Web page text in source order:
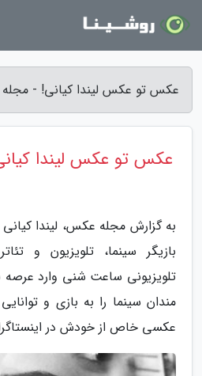
عکس تو عکس لیندا کیانی! -
عکس تو عکس لیندا
بازیگر سینما، تلویزیون و
تلویزیونی ساعت شنی وارد عرصه
مندان سینما را به بازی و
عکسی خاص از خودش در